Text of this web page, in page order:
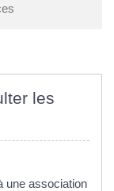
les
une association